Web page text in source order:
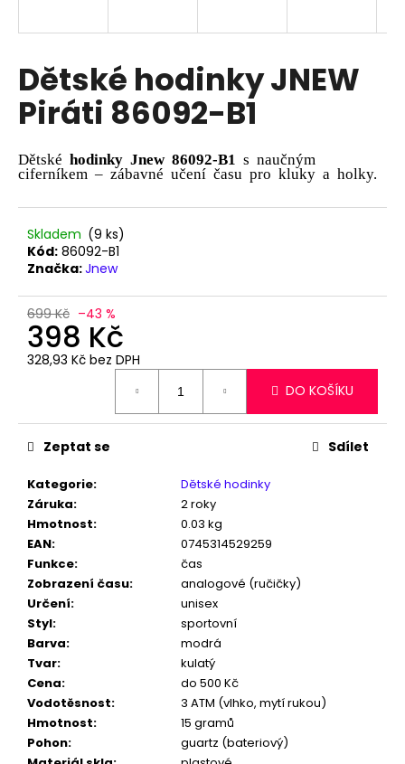
Dětské hodinky JNEW
Piráti 86092-B1
Dětské hodinky Jnew 86092-B1
s naučným
ciferníkem – zábavné učení času pro kluky a holky.
Skladem (9 ks)
Kód: 86092-B1
Značka:Jnew
699 Kč –43 %
398 Kč
328,93 Kč bez DPH
DO KOŠÍKU
Kategorie:
Dětské hodinky
Záruka:
2 roky
Hmotnost:
0.03 kg
EAN:
0745314529259
Funkce:
čas
Zobrazení času:
analogové (ručičky)
Určení:
unisex
Styl:
sportovní
Barva:
modrá
Tvar:
kulatý
Cena:
do 500 Kč
Vodotěsnost:
3 ATM (vlhko, mytí rukou)
Hmotnost:
15 gramů
Pohon:
guartz (bateriový)
Zeptat se Sdílet
í
t
?
HLEDAT
o
p
o
u
m
e
PÁNSKÉ
HODINKY
KIZASHI
900
SKLADEM
ČR
999
Kč